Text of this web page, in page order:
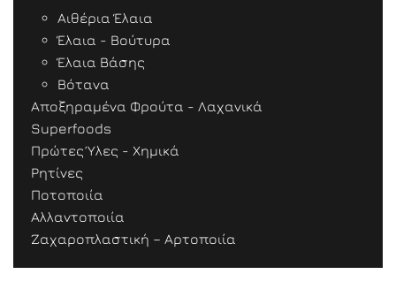
Αιθέρια Έλαια
Έλαια - Βούτυρα
Έλαια Βάσης
Βότανα
Αποξηραμένα Φρούτα - Λαχανικά
Superfoods
Πρώτες Ύλες - Χημικά
Ρητίνες
Ποτοποιία
Αλλαντοποιία
Ζαχαροπλαστική – Αρτοποιία